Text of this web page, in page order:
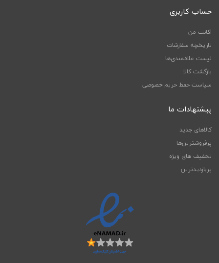
حساب کاربری
اکانت من
تاریخچه سفارشات
لیست علاقمندی‌ها
بازگشت کالا
سیاست حفظ حریم خصوصی
پیشنهادات ما
کالاهای جدید
پرفروشترین‌ها
تخفیف های ویژه
پربازدیدترین